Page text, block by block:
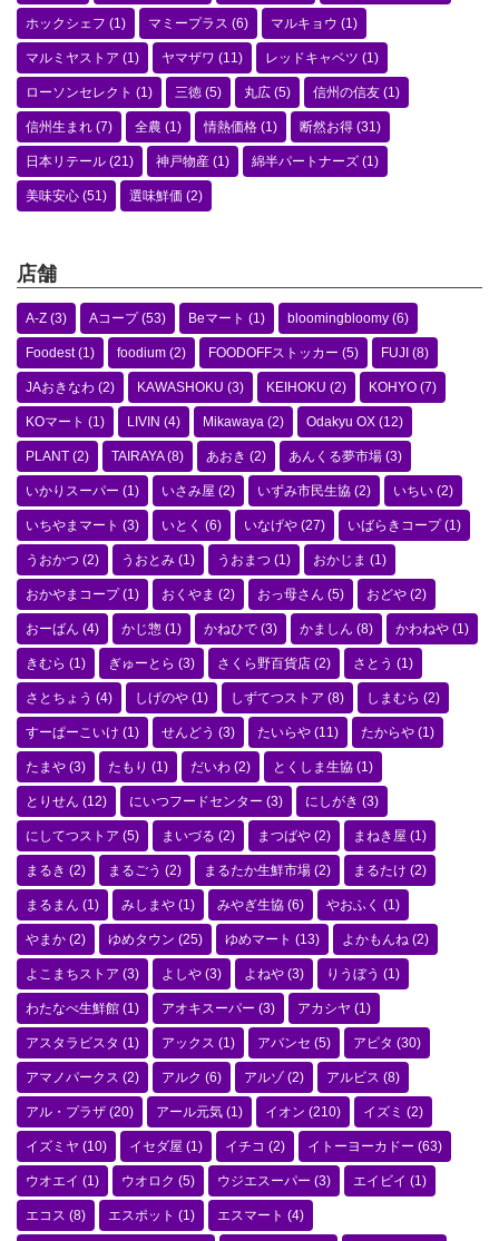
ホックシェフ (1) マミープラス (6) マルキョウ (1)
マルミヤストア (1) ヤマザワ (11) レッドキャベツ (1)
ローソンセレクト (1) 三徳 (5) 丸広 (5) 信州の信友 (1)
信州生まれ (7) 全農 (1) 情熱価格 (1) 断然お得 (31)
日本リテール (21) 神戸物産 (1) 綿半パートナーズ (1)
美味安心 (51) 選味鮮価 (2)
店舗
A-Z (3) Aコープ(53) Beマート (1) bloomingbloomy (6)
Foodest(1) foodium (2) FOODOFFストッカー (5) FUJI (8)
JAおきなわ (2) KAWASHOKU (3) KEIHOKU (2) KOHYO (7)
KOマート (1) LIVIN (4) Mikawaya (2) Odakyu OX (12)
PLANT (2) TAIRAYA(8) あおき (2) あんくる夢市場 (3)
いかりスーパー (1) いさみ屋 (2) いずみ市民生協 (2) いちい (2)
いちやまマート (3) いとく (6) いなげや (27) いばらきコープ(1)
うおかつ (2) うおとみ (1) うおまつ (1) おかじま (1)
おかやまコープ(1) おくやま (2) おっ母さん (5) おどや (2)
おーばん (4) かじ惣 (1) かねひで (3) かましん (8) かわねや (1)
きむら (1) ぎゅーとら (3) さくら野百貨店 (2) さとう (1)
さとちょう (4) しげのや (1) しずてつストア (8) しまむら (2)
すーぱーこいけ (1) せんどう (3) たいらや (11) たからや (1)
たまや (3) たもり (1) だいわ (2) とくしま生協 (1)
とりせん (12) にいつフードセンター (3) にしがき (3)
にしてつストア (5) まいづる (2) まつばや (2) まねき屋 (1)
まるき (2) まるごう (2) まるたか生鮮市場 (2) まるたけ (2)
まるまん (1) みしまや (1) みやぎ生協 (6) やおふく (1)
やまか (2) ゆめタウン (25) ゆめマート (13) よかもんね (2)
よこまちストア (3) よしや (3) よねや (3) りうぼう (1)
わたなべ生鮮館 (1) アオキスーパー (3) アカシヤ (1)
アスタラビスタ (1) アックス (1) アバンセ (5) アピタ (30)
アマノパークス (2) アルク (6) アルゾ(2) アルビス (8)
アル・プラザ (20) アール元気 (1) イオン (210) イズミ (2)
イズミヤ (10) イセダ屋 (1) イチコ (2) イトーヨーカドー (63)
ウオエイ (1) ウオロク (5) ウジエスーパー (3) エイビイ (1)
エコス (8) エスポット (1) エスマート (4)